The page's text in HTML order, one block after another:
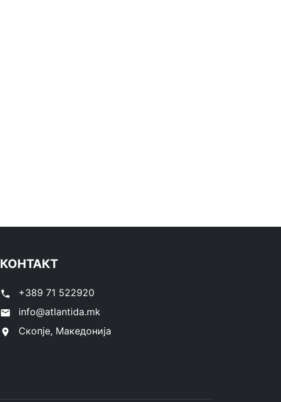
КОНТАКТ
phone +389 71 522920
email info@atlantida.mk
location_on Скопје, Македонија